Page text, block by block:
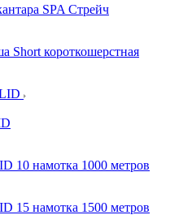
SPA Стрейч
Short короткошерстная
10 намотка 1000 метров